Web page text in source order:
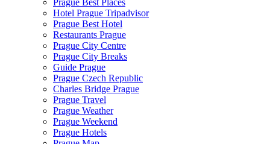
Prague Best Places
Hotel Prague Tripadvisor
Prague Best Hotel
Restaurants Prague
Prague City Centre
Prague City Breaks
Guide Prague
Prague Czech Republic
Charles Bridge Prague
Prague Travel
Prague Weather
Prague Weekend
Prague Hotels